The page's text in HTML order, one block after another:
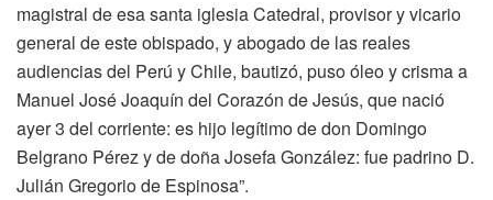
magistral de esa santa iglesia Catedral, provisor y vicario
general de este obispado, y abogado de las reales
audiencias del Perú y Chile, bautizó, puso óleo y crisma a
Manuel José Joaquín del Corazón de Jesús, que nació
ayer 3 del corriente: es hijo legítimo de don Domingo
Belgrano Pérez y de doña Josefa González: fue padrino D.
Julián Gregorio de Espinosa”.